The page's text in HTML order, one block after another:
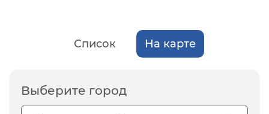
Список На карте
Выберите город